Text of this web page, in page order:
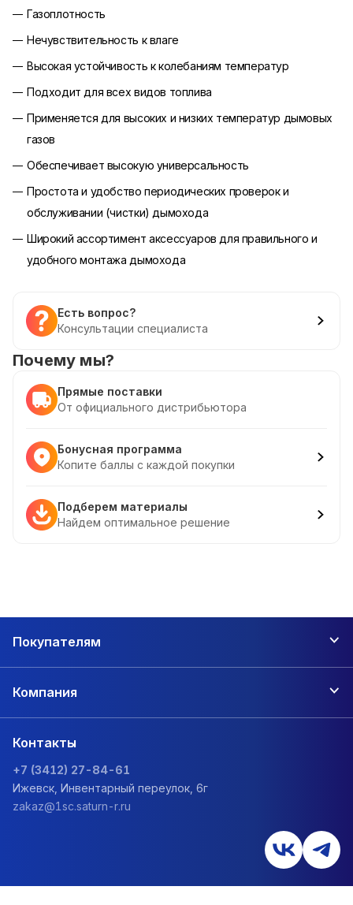
Газоплотность
Нечувствительность к влаге
Высокая устойчивость к колебаниям температур
Подходит для всех видов топлива
Применяется для высоких и низких температур дымовых
газов
Обеспечивает высокую универсальность
Простота и удобство периодических проверок и
обслуживании (чистки) дымохода
Широкий ассортимент аксессуаров для правильного и
удобного монтажа дымохода
Есть вопрос?
Консультации специалиста
Почему мы?
Прямые поставки
От официального дистрибьютора
Бонусная программа
Копите баллы с каждой покупки
Подберем материалы
Найдем оптимальное решение
Покупателям
Компания
Контакты
+7 (3412) 27-84-61
Ижевск, Инвентарный переулок, 6г
zakaz@1sc.saturn-r.ru